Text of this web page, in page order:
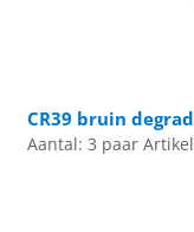
CR39 bruin
Aantal: 3 paar